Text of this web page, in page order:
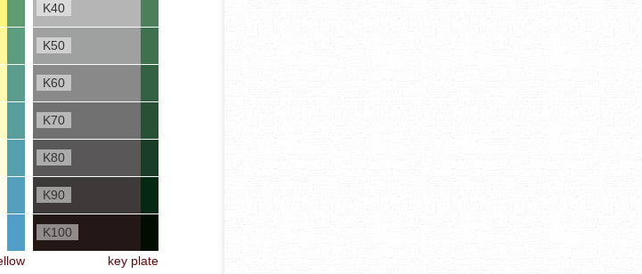
K40
K50
K60
K70
K80
K90
K100
key plate